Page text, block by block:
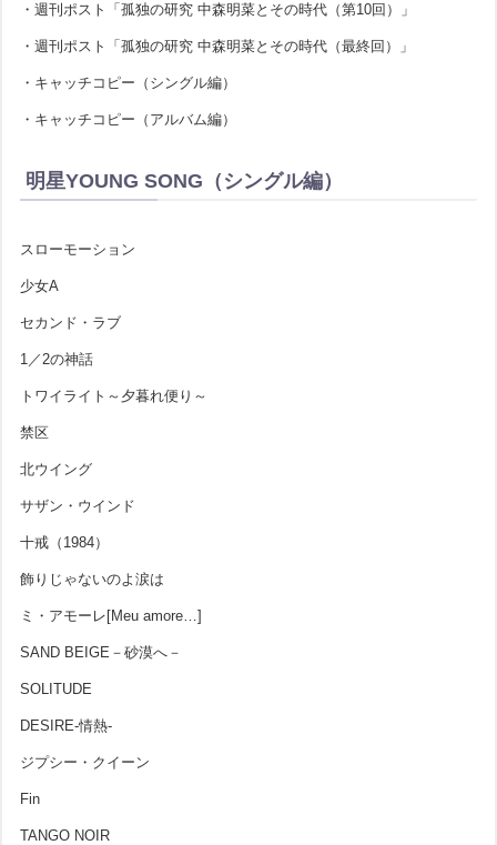
・週刊ポスト「孤独の研究 中森明菜とその時代（第10回）」
・週刊ポスト「孤独の研究 中森明菜とその時代（最終回）」
・キャッチコピー（シングル編）
・キャッチコピー（アルバム編）
明星YOUNG SONG（シングル編）
スローモーション
少女A
セカンド・ラブ
1／2の神話
トワイライト～夕暮れ便り～
禁区
北ウイング
サザン・ウインド
十戒（1984）
飾りじゃないのよ涙は
ミ・アモーレ[Meu amore…]
SAND BEIGE－砂漠へ－
SOLITUDE
DESIRE-情熱-
ジプシー・クイーン
Fin
TANGO NOIR